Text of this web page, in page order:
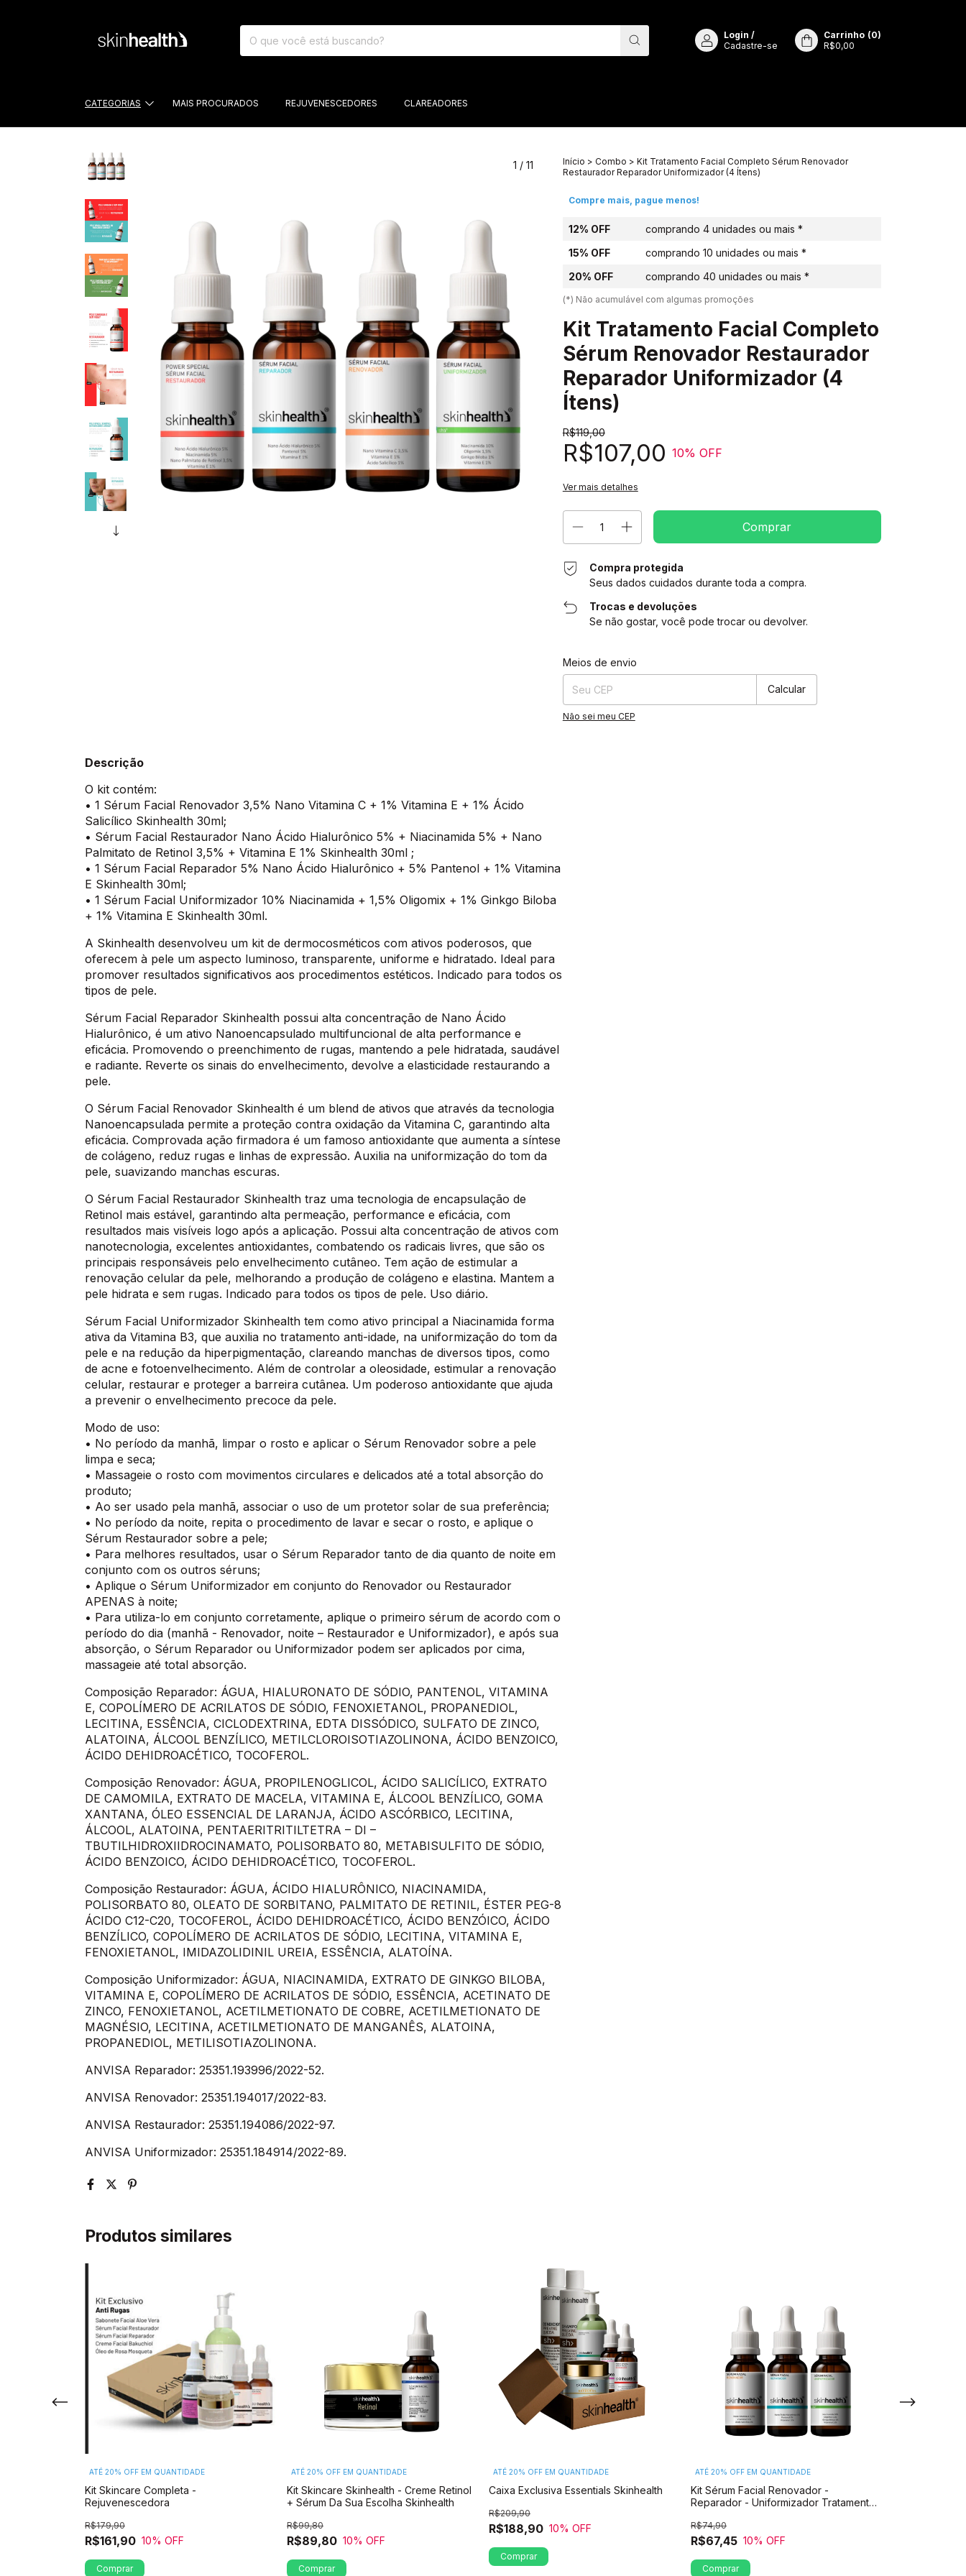
Login /
Cadastre-se
Carrinho (0)
R$0,00
CATEGORIAS MAIS PROCURADOS REJUVENESCEDORES CLAREADORES
1 / 11 Início > Combo > Kit Tratamento Facial Completo Sérum Renovador
Restaurador Reparador Uniformizador (4 Ítens)
Compre mais, pague menos!
12% OFF
comprando 4 unidades ou mais *
15% OFF
comprando 10 unidades ou mais *
20% OFF
comprando 40 unidades ou mais *
(*) Não acumulável com algumas promoções
Kit Tratamento Facial Completo
Sérum Renovador Restaurador
Reparador Uniformizador (4
Ítens)
R$119,00
R$107,00 10% OFF
Ver mais detalhes
Compra protegida
Seus dados cuidados durante toda a compra.
Trocas e devoluções
Se não gostar, você pode trocar ou devolver.
Entregas para o CEP:
Meios de envio
Calcular
Não sei meu CEP
Descrição
O kit contém:
• 1 Sérum Facial Renovador 3,5% Nano Vitamina C + 1% Vitamina E + 1% Ácido
Salicílico Skinhealth 30ml;
• Sérum Facial Restaurador Nano Ácido Hialurônico 5% + Niacinamida 5% + Nano
Palmitato de Retinol 3,5% + Vitamina E 1% Skinhealth 30ml ;
• 1 Sérum Facial Reparador 5% Nano Ácido Hialurônico + 5% Pantenol + 1% Vitamina
E Skinhealth 30ml;
• 1 Sérum Facial Uniformizador 10% Niacinamida + 1,5% Oligomix + 1% Ginkgo Biloba
+ 1% Vitamina E Skinhealth 30ml.
A Skinhealth desenvolveu um kit de dermocosméticos com ativos poderosos, que
oferecem à pele um aspecto luminoso, transparente, uniforme e hidratado. Ideal para
promover resultados significativos aos procedimentos estéticos. Indicado para todos os
tipos de pele.
Sérum Facial Reparador Skinhealth possui alta concentração de Nano Ácido
Hialurônico, é um ativo Nanoencapsulado multifuncional de alta performance e
eficácia. Promovendo o preenchimento de rugas, mantendo a pele hidratada, saudável
e radiante. Reverte os sinais do envelhecimento, devolve a elasticidade restaurando a
pele.
O Sérum Facial Renovador Skinhealth é um blend de ativos que através da tecnologia
Nanoencapsulada permite a proteção contra oxidação da Vitamina C, garantindo alta
eficácia. Comprovada ação firmadora é um famoso antioxidante que aumenta a síntese
de colágeno, reduz rugas e linhas de expressão. Auxilia na uniformização do tom da
pele, suavizando manchas escuras.
O Sérum Facial Restaurador Skinhealth traz uma tecnologia de encapsulação de
Retinol mais estável, garantindo alta permeação, performance e eficácia, com
resultados mais visíveis logo após a aplicação. Possui alta concentração de ativos com
nanotecnologia, excelentes antioxidantes, combatendo os radicais livres, que são os
principais responsáveis pelo envelhecimento cutâneo. Tem ação de estimular a
renovação celular da pele, melhorando a produção de colágeno e elastina. Mantem a
pele hidrata e sem rugas. Indicado para todos os tipos de pele. Uso diário.
Sérum Facial Uniformizador Skinhealth tem como ativo principal a Niacinamida forma
ativa da Vitamina B3, que auxilia no tratamento anti-idade, na uniformização do tom da
pele e na redução da hiperpigmentação, clareando manchas de diversos tipos, como
de acne e fotoenvelhecimento. Além de controlar a oleosidade, estimular a renovação
celular, restaurar e proteger a barreira cutânea. Um poderoso antioxidante que ajuda
a prevenir o envelhecimento precoce da pele.
Modo de uso:
• No período da manhã, limpar o rosto e aplicar o Sérum Renovador sobre a pele
limpa e seca;
• Massageie o rosto com movimentos circulares e delicados até a total absorção do
produto;
• Ao ser usado pela manhã, associar o uso de um protetor solar de sua preferência;
• No período da noite, repita o procedimento de lavar e secar o rosto, e aplique o
Sérum Restaurador sobre a pele;
• Para melhores resultados, usar o Sérum Reparador tanto de dia quanto de noite em
conjunto com os outros séruns;
• Aplique o Sérum Uniformizador em conjunto do Renovador ou Restaurador
APENAS à noite;
• Para utiliza-lo em conjunto corretamente, aplique o primeiro sérum de acordo com o
período do dia (manhã - Renovador, noite – Restaurador e Uniformizador), e após sua
absorção, o Sérum Reparador ou Uniformizador podem ser aplicados por cima,
massageie até total absorção.
Composição Reparador: ÁGUA, HIALURONATO DE SÓDIO, PANTENOL, VITAMINA
E, COPOLÍMERO DE ACRILATOS DE SÓDIO, FENOXIETANOL, PROPANEDIOL,
LECITINA, ESSÊNCIA, CICLODEXTRINA, EDTA DISSÓDICO, SULFATO DE ZINCO,
ALATOINA, ÁLCOOL BENZÍLICO, METILCLOROISOTIAZOLINONA, ÁCIDO BENZOICO,
ÁCIDO DEHIDROACÉTICO, TOCOFEROL.
Composição Renovador: ÁGUA, PROPILENOGLICOL, ÁCIDO SALICÍLICO, EXTRATO
DE CAMOMILA, EXTRATO DE MACELA, VITAMINA E, ÁLCOOL BENZÍLICO, GOMA
XANTANA, ÓLEO ESSENCIAL DE LARANJA, ÁCIDO ASCÓRBICO, LECITINA,
ÁLCOOL, ALATOINA, PENTAERITRITILTETRA – DI –
TBUTILHIDROXIIDROCINAMATO, POLISORBATO 80, METABISULFITO DE SÓDIO,
ÁCIDO BENZOICO, ÁCIDO DEHIDROACÉTICO, TOCOFEROL.
Composição Restaurador: ÁGUA, ÁCIDO HIALURÔNICO, NIACINAMIDA,
POLISORBATO 80, OLEATO DE SORBITANO, PALMITATO DE RETINIL, ÉSTER PEG-8
ÁCIDO C12-C20, TOCOFEROL, ÁCIDO DEHIDROACÉTICO, ÁCIDO BENZÓICO, ÁCIDO
BENZÍLICO, COPOLÍMERO DE ACRILATOS DE SÓDIO, LECITINA, VITAMINA E,
FENOXIETANOL, IMIDAZOLIDINIL UREIA, ESSÊNCIA, ALATOÍNA.
Composição Uniformizador: ÁGUA, NIACINAMIDA, EXTRATO DE GINKGO BILOBA,
VITAMINA E, COPOLÍMERO DE ACRILATOS DE SÓDIO, ESSÊNCIA, ACETINATO DE
ZINCO, FENOXIETANOL, ACETILMETIONATO DE COBRE, ACETILMETIONATO DE
MAGNÉSIO, LECITINA, ACETILMETIONATO DE MANGANÊS, ALATOINA,
PROPANEDIOL, METILISOTIAZOLINONA.
ANVISA Reparador: 25351.193996/2022-52.
ANVISA Renovador: 25351.194017/2022-83.
ANVISA Restaurador: 25351.194086/2022-97.
ANVISA Uniformizador: 25351.184914/2022-89.
Produtos similares
Kit Skincare Completa -
Rejuvenescedora
R$161,90
R$179,90
10% OFF
ATÉ 20% OFF EM QUANTIDADE
Kit Skincare Skinhealth - Creme Retinol
+ Sérum Da Sua Escolha Skinhealth
R$89,80
R$99,80
10% OFF
ATÉ 20% OFF EM QUANTIDADE
Comprar
Caixa Exclusiva Essentials Skinhealth
R$188,90
R$209,90
10% OFF
ATÉ 20% OFF EM QUANTIDADE
Kit Sérum Facial Renovador -
Reparador - Uniformizador Tratamento
R$67,45
R$74,90
10% OFF
ATÉ 20% OFF EM QUANTIDADE